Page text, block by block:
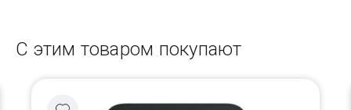
С этим товаром покупают